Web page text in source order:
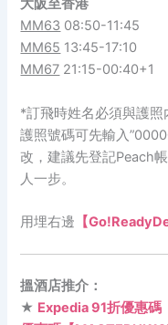
大阪至香港
MM63 08:50-11:45
MM65 13:45-17:10
MM67 21:15-00:40+1
*訂飛時姓名必須與護照
護照號碼可先輸入
改，建議先登記Peach
人一步。
用埋右邊 【
搵酒店推介：
★ Expedia 91折優惠碼